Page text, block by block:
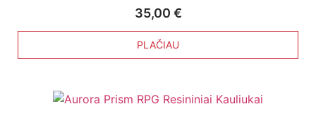
35,00 €
PLAČIAU